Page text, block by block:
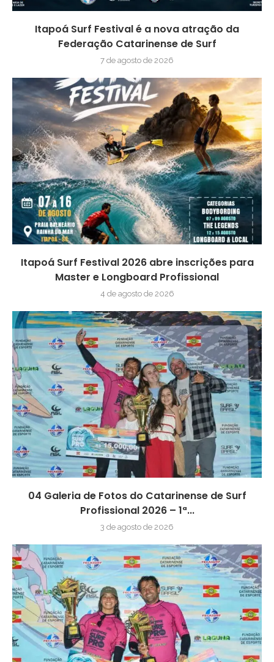
Itapoá Surf Festival é a nova atração da
Federação Catarinense de Surf
7 de agosto de 2026
Itapoá Surf Festival 2026 abre inscrições para
Master e Longboard Profissional
4 de agosto de 2026
04 Galeria de Fotos do Catarinense de Surf
Profissional 2026 – 1ª...
3 de agosto de 2026